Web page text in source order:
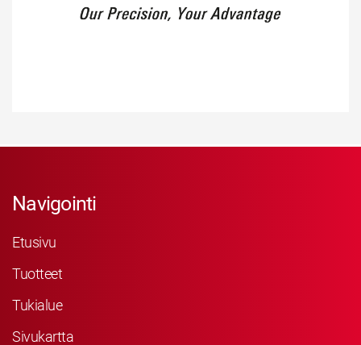
Navigointi
Etusivu
Tuotteet
Tukialue
Sivukartta